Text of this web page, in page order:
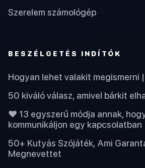
Szerelem számológép
BESZÉLGETÉS INDÍTÓK
Hogyan lehet valakit megismerni
50 kiváló válasz, amivel bárkit
❤️ 13 egyszerű módja annak,
kommunikáljon egy kapcsolatban
50+ Kutyás Szójáték, Ami
Megnevettet